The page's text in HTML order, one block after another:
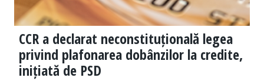
CCR a declarat neconstituțională legea
privind plafonarea dobânzilor la credite,
inițiată de PSD